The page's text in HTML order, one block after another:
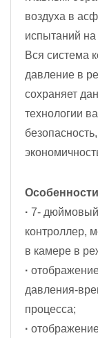
воздуха в
испытаний
Вся система
давление в
сохраняет
технологии
· 7- дюймовый
контроллер,
в камере в
·
давления-
процесса;
·